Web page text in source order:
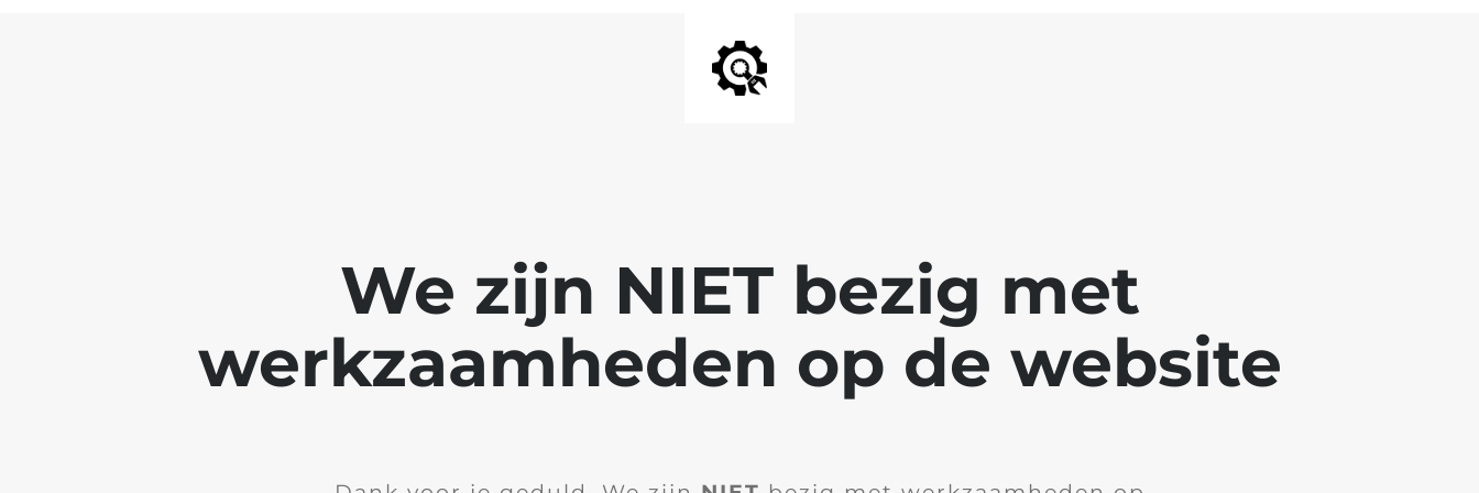
We zijn NIET bezig met
werkzaamheden op de website